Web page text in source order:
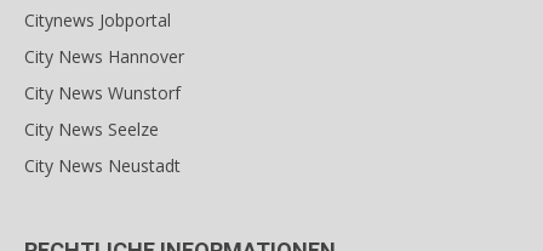
Citynews Jobportal
City News Hannover
City News Wunstorf
City News Seelze
City News Neustadt